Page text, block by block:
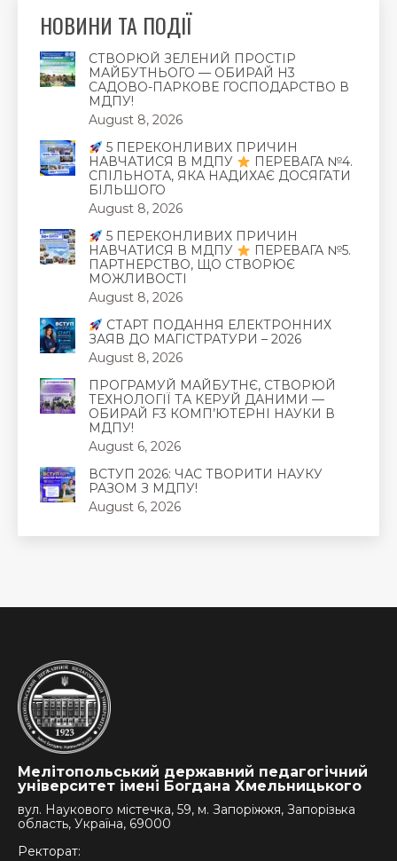
НОВИНИ ТА ПОДІЇ
СТВОРЮЙ ЗЕЛЕНИЙ ПРОСТІР
МАЙБУТНЬОГО — ОБИРАЙ Н3
САДОВО-ПАРКОВЕ ГОСПОДАРСТВО В
МДПУ!
August 8, 2026
5 ПЕРЕКОНЛИВИХ ПРИЧИН
НАВЧАТИСЯ В МДПУ
ПЕРЕВАГА №4.
СПІЛЬНОТА, ЯКА НАДИХАЄ ДОСЯГАТИ
БІЛЬШОГО
August 8, 2026
5 ПЕРЕКОНЛИВИХ ПРИЧИН
НАВЧАТИСЯ В МДПУ
ПЕРЕВАГА №5.
ПАРТНЕРСТВО, ЩО СТВОРЮЄ
МОЖЛИВОСТІ
August 8, 2026
СТАРТ ПОДАННЯ ЕЛЕКТРОННИХ
ЗАЯВ ДО МАГІСТРАТУРИ – 2026
August 8, 2026
ПРОГРАМУЙ МАЙБУТНЄ, СТВОРЮЙ
ТЕХНОЛОГІЇ ТА КЕРУЙ ДАНИМИ —
ОБИРАЙ F3 КОМП’ЮТЕРНІ НАУКИ В
МДПУ!
August 6, 2026
ВСТУП 2026: ЧАС ТВОРИТИ НАУКУ
РАЗОМ З МДПУ!
August 6, 2026
Мелітопольський державний педагогічний
університет імені Богдана Хмельницького
вул. Наукового містечка, 59, м. Запоріжжя, Запорізька
область, Україна, 69000
Ректорат: